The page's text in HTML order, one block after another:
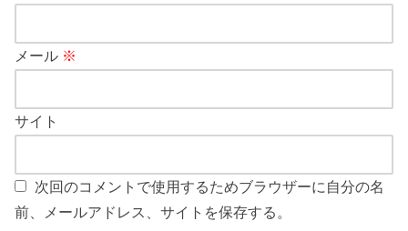
メール ※
サイト
次回のコメントで使用するためブラウザーに自分の名
前、メールアドレス、サイトを保存する。